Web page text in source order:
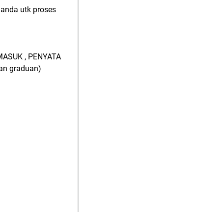
utk proses
, PENYATA
graduan)